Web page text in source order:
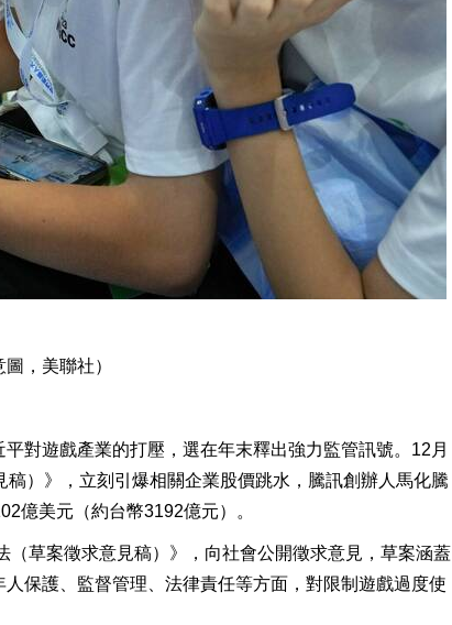
，美聯社）
對遊戲產業的打壓，選在年末釋出強力監管訊號。12月
）》，立刻引爆相關企業股價跳水，騰訊創辦人馬化騰
億美元（約台幣3192億元）。
草案徵求意見稿）》，向社會公開徵求意見，草案涵蓋
保護、監督管理、法律責任等方面，對限制遊戲過度使